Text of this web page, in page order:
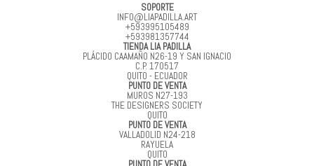
SOPORTE
INFO@LIAPADILLA.ART
+593995105489
+593981357744
TIENDA LIA PADILLA
PLÁCIDO CAAMAÑO N26-19 Y SAN IGNACIO
C.P. 170517
QUITO - ECUADOR
PUNTO DE VENTA
MUROS N27-193
THE DESIGNERS SOCIETY
QUITO
PUNTO DE VENTA
VALLADOLID N24-218
RAYUELA
QUITO